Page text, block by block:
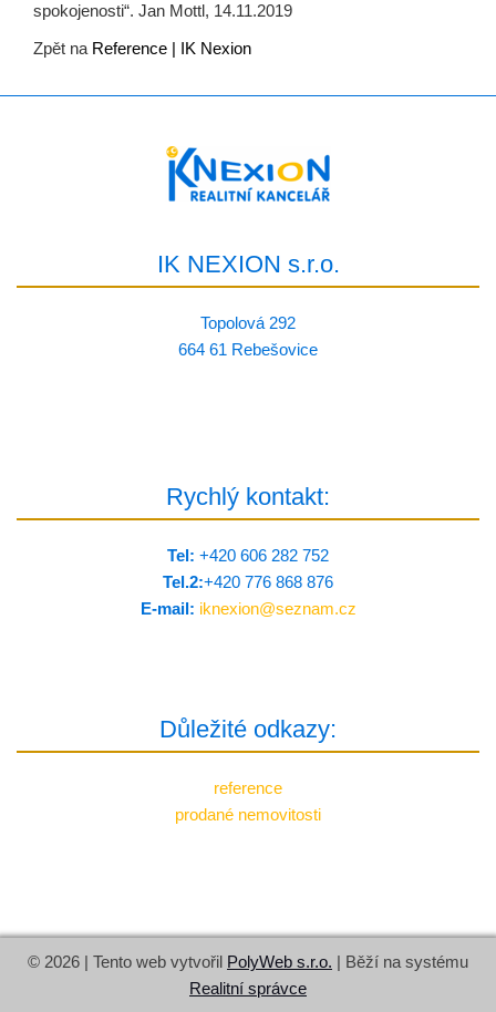
spokojenosti“. Jan Mottl, 14.11.2019
Zpět na Reference | IK Nexion
IK NEXION s.r.o.
Topolová 292
664 61 Rebešovice
Rychlý kontakt:
Tel: +420 606 282 752
Tel.2:+420 776 8­68 876
E-mail: iknexion@seznam.cz
Důležité odkazy:
reference
prodané nemovitosti
© 2026 | Tento web vytvořil PolyWeb s.r.o. | Běží na systému
Realitní správce